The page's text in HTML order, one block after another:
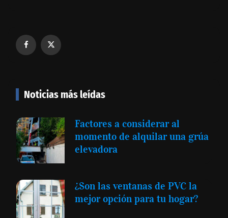
Noticias más leídas
Factores a considerar al
momento de alquilar una grúa
elevadora
¿Son las ventanas de PVC la
mejor opción para tu hogar?